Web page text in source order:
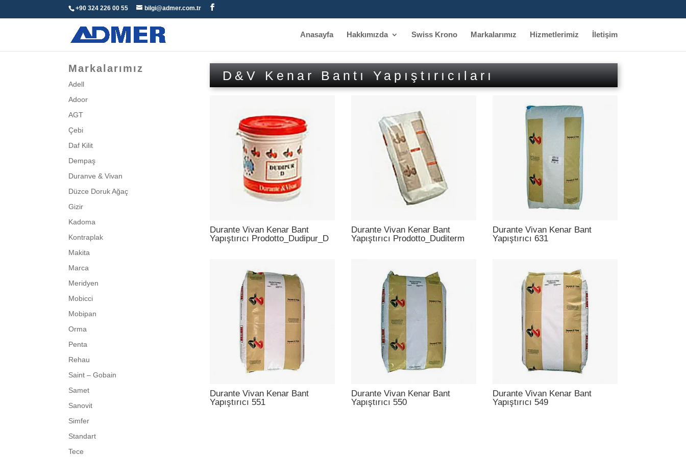
+90 324 226 00 55 bilgi@admer.com.tr
Anasayfa Hakkımızda Swiss Krono Markalarımız Hizmetlerimiz İletişim
Markalarımız
Adell
Adoor
AGT
Çebi
Daf Kilit
Dempaş
Duranve & Vivan
Düzce Doruk Ağaç
Gizir
Kadoma
Kontraplak
Makita
Marca
Meridyen
Mobicci
Mobipan
Orma
Penta
Rehau
Saint – Gobain
Samet
Sanovit
Simfer
Standart
Tece
D&V Kenar Bantı Yapıştırıcıları
Durante Vivan Kenar Bant
Yapıştırıcı Prodotto_Dudipur_D
Durante Vivan Kenar Bant
Yapıştırıcı Prodotto_Duditerm
Durante Vivan Kenar Bant
Yapıştırıcı 631
Durante Vivan Kenar Bant
Yapıştırıcı 551
Durante Vivan Kenar Bant
Yapıştırıcı 550
Durante Vivan Kenar Bant
Yapıştırıcı 549